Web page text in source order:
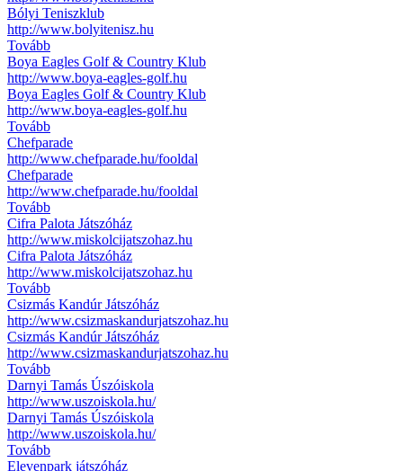
Bólyi Teniszklub
http://www.bolyitenisz.hu
Tovább
Boya Eagles Golf & Country Klub
http://www.boya-eagles-golf.hu
Boya Eagles Golf & Country Klub
http://www.boya-eagles-golf.hu
Tovább
Chefparade
http://www.chefparade.hu/fooldal
Chefparade
http://www.chefparade.hu/fooldal
Tovább
Cifra Palota Játszóház
http://www.miskolcijatszohaz.hu
Cifra Palota Játszóház
http://www.miskolcijatszohaz.hu
Tovább
Csizmás Kandúr Játszóház
http://www.csizmaskandurjatszohaz.hu
Csizmás Kandúr Játszóház
http://www.csizmaskandurjatszohaz.hu
Tovább
Darnyi Tamás Úszóiskola
http://www.uszoiskola.hu/
Darnyi Tamás Úszóiskola
http://www.uszoiskola.hu/
Tovább
Elevenpark játszóház